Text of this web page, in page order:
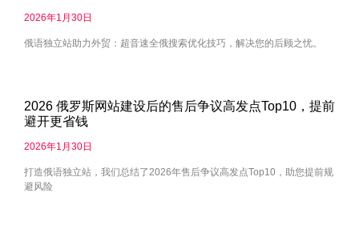
2026年1月30日
俄语独立站助力外贸：超音速全俄搜索优化技巧，解决您的后顾之忧。
2026 俄罗斯网站建设后的售后争议高发点Top10，提前
避开更省钱
2026年1月30日
打造俄语独立站，我们总结了2026年售后争议高发点Top10，助您提前规
避风险